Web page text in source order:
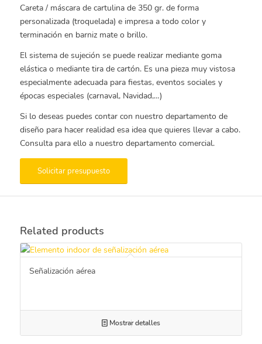
Careta / máscara de cartulina de 350 gr. de forma
personalizada (troquelada) e impresa a todo color y
terminación en barniz mate o brillo.
El sistema de sujeción se puede realizar mediante goma
elástica o mediante tira de cartón. Es una pieza muy vistosa
especialmente adecuada para fiestas, eventos sociales y
épocas especiales (carnaval, Navidad,…)
Si lo deseas puedes contar con nuestro departamento de
diseño para hacer realidad esa idea que quieres llevar a cabo.
Consulta para ello a nuestro departamento comercial.
Solicitar presupuesto
Related products
Señalización aérea
Mostrar detalles